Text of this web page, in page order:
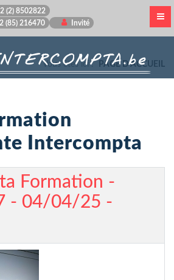
(2) 8502822
(85) 216470 Invité
Vous êtes ici : PAGE D'ACCUEIL
Intercompta
Formation -
- 04/04/25 -